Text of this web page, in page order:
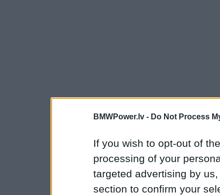
BMWPower.lv - Do Not Process
If you wish to opt-out of
processing of your
targeted advertising by
section to confirm your